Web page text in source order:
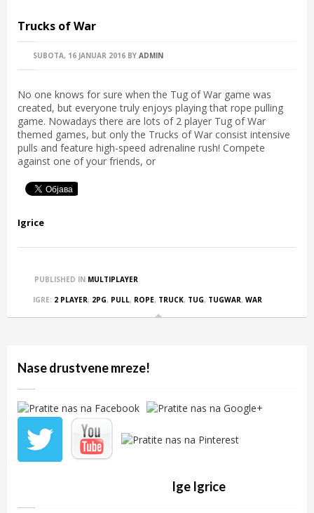
Trucks of War
SUBOTA, 16 JANUAR 2016 BY ADMIN
No one knows for sure when the Tug of War game was
created, but everyone truly enjoys playing that rope pulling
game. Nowadays there are lots of 2 player Tug of War
themed games, but only the Trucks of War consist intensive
pulls and feature high-speed adrenaline rush! Compete
against one of your friends, or
Igrice
PUBLISHED IN MULTIPLAYER
IGRE: 2 PLAYER, 2PG, PULL, ROPE, TRUCK, TUG, TUGWAR, WAR
Nase drustvene mreze!
Ige Igrice